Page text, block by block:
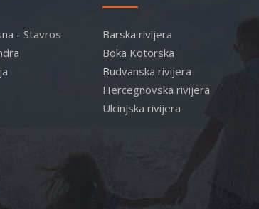
- Stavros
Barska rivijera
Boka Kotorska
Budvanska rivijera
Hercegnovska rivijera
Ulcinjska rivijera